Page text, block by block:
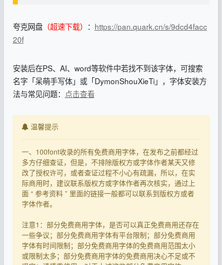
夸克网盘（超速下载） ： https://pan.quark.cn/s/9dcd4facc
20f
安装后在PS、AI、word等软件中若找不到该字体，可搜索
名字「呆萌手写体」或「DymonShouXieTi」，字体安装方
法与常见问题： 点击查看
温馨提示
一、100font收录的所有免费商用字体，在发布之前都经过
多方仔细查证，但是，不排除版权方或字体作者某天又修
改了授权许可，或者查证过程不小心有疏漏，所以，在实
际商用时，建议联系版权方或字体作者再次核实，通过上
面 “ 参考资料 ” 里面的链接一般都可以联系到版权方或者
字体作者。
注意1：部分免费商用字体，是否可以真正免费商用还存在
一些争议；部分免费商用字体有平台限制；部分免费商用
字体有时间限制；部分免费商用字体的免费商用范围太小
或限制太多；部分免费商用字体的免费商用决心不足或不